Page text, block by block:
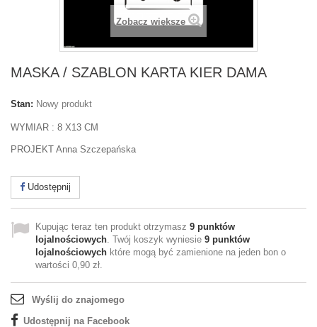
Zobacz większe
MASKA / SZABLON KARTA KIER DAMA
Stan: Nowy produkt
WYMIAR : 8 X13 CM
PROJEKT Anna Szczepańska
Udostępnij
Kupując teraz ten produkt otrzymasz 9 punktów
lojalnościowych. Twój koszyk wyniesie 9 punktów
lojalnościowych które mogą być zamienione na jeden bon o
wartości 0,90 zł.
Wyślij do znajomego
Udostępnij na Facebook